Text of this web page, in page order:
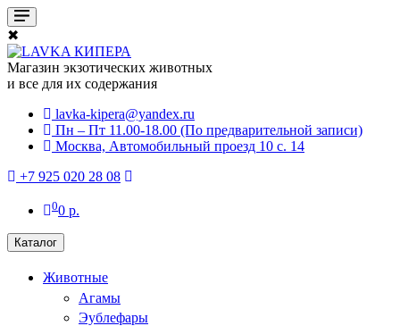
✖
Магазин экзотических животных
и все для их содержания
lavka-kipera@yandex.ru
Пн – Пт 11.00-18.00 (По предварительной записи)
Москва, Автомобильный проезд 10 с. 14
+7 925 020 28 08
00 р.
Каталог
Животные
Агамы
Эублефары